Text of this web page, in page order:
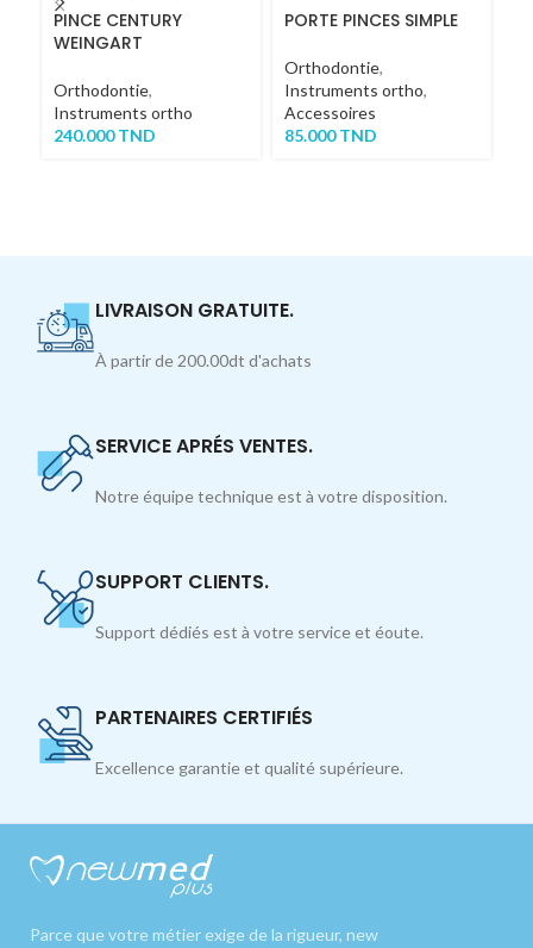
PINCE CENTURY
WEINGART
Orthodontie,
Instruments ortho
240.000TND
PORTE PINCES SIMPLE
Orthodontie,
Instruments ortho,
Accessoires
85.000TND
LIVRAISON GRATUITE.
À partir de 200.00dt d'achats
SERVICE APRÉS VENTES.
Notre équipe technique est à votre disposition.
SUPPORT CLIENTS.
Support dédiés est à votre service et éoute.
PARTENAIRES CERTIFIÉS
Excellence garantie et qualité supérieure.
Parce que votre métier exige de la rigueur, new